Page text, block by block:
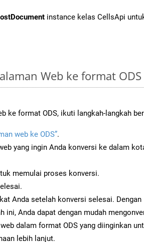
instance kelas CellsApi
Web ke format ODS
ke format ODS, ikuti langkah-langkah
web ke ODS”.
yang ingin Anda konversi ke dalam
memulai proses konversi.
Anda setelah konversi selesai. Dengan
ini, Anda dapat dengan mudah
dalam format ODS yang diinginkan
lebih lanjut.